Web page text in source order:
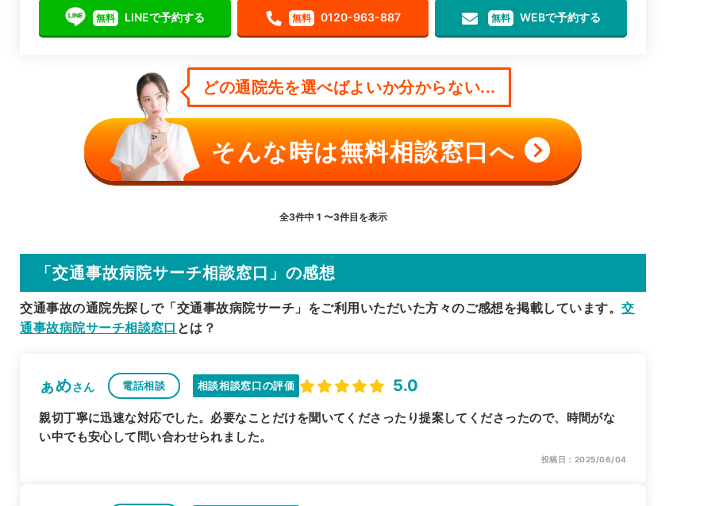
無料 LINEで予約する 無料 0120-963-887 無料 WEBで予約する
どの通院先を選べばよいか分からない...
そんな時は無料相談窓口へ
全3件中 1 〜3件目を表示
「交通事故病院サーチ相談窓口」の感想
交通事故の通院先探しで「交通事故病院サーチ」をご利用いただいた方々のご感想を掲載しています。交
通事故病院サーチ相談窓口 とは？
ぁめさん 電話相談 相談相談窓口の評価 5.0
親切丁寧に迅速な対応でした。必要なことだけを聞いてくださったり提案してくださったので、時間がな
い中でも安心して問い合わせられました。
投稿日：2025/06/04